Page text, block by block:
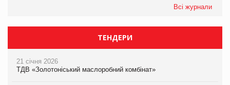
Всі журнали
ТЕНДЕРИ
21 січня 2026
ТДВ «Золотоніський маслоробний комбінат»